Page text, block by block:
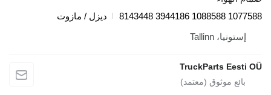
ديزل / مازوت
TruckParts